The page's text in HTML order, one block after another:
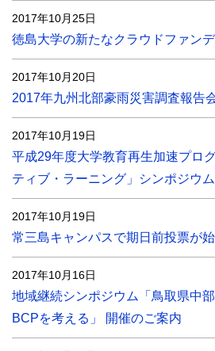
2017年10月25日
徳島大学の新たなクラウドファン
2017年10月20日
2017年九州北部豪雨災害調査報告
2017年10月19日
平成29年度大学教育再生加速プロ
ティブ・ラーニング」シンポジウ
2017年10月19日
常三島キャンパスで期日前投票が
2017年10月16日
地域継続シンポジウム「鳥取県中
BCPを考える」 開催のご案内